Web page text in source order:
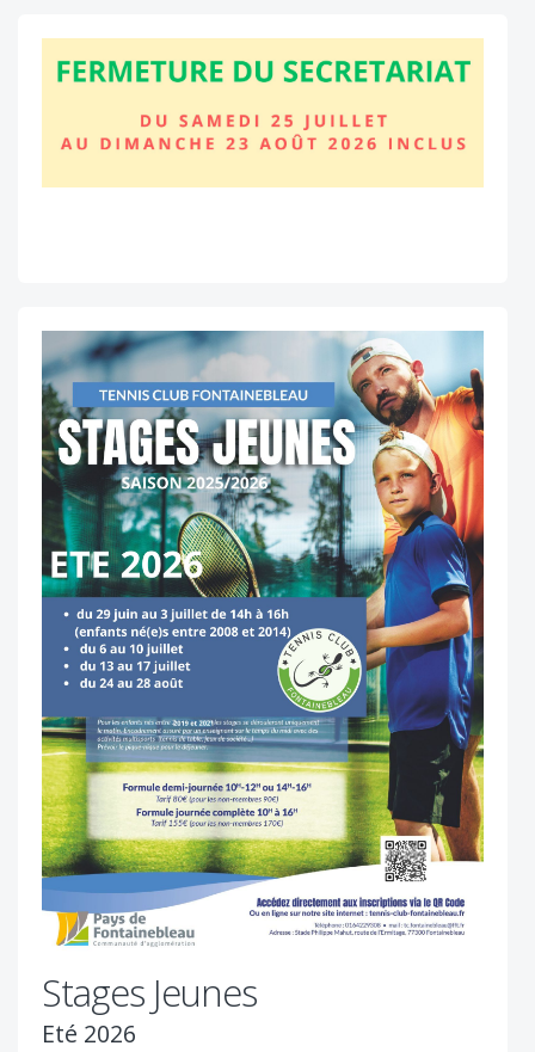
Stages Jeunes
Eté 2026